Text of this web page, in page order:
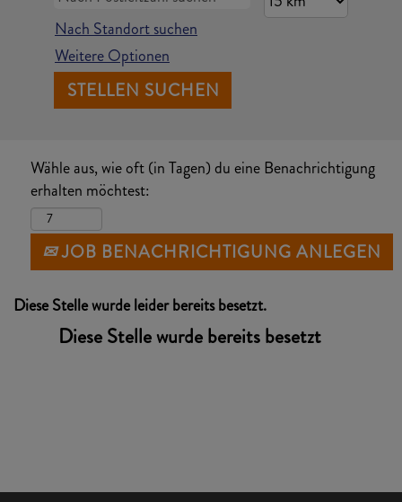
Nach Standort suchen
Weitere Optionen
Wähle aus, wie oft (in Tagen) du eine Benachrichtigung
erhalten möchtest:
JOB BENACHRICHTIGUNG ANLEGEN
Diese Stelle wurde leider bereits besetzt.
Diese Stelle wurde bereits besetzt